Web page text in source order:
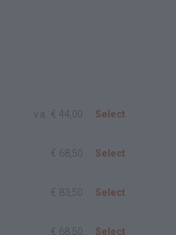
v.a. € 44,00 Select
€ 68,50 Select
€ 83,50 Select
€ 68,50 Select